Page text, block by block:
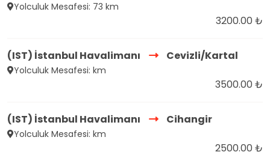
Yolculuk Mesafesi: 73 km
3200.00 ₺
(IST) İstanbul Havalimanı Cevizli/Kartal
Yolculuk Mesafesi: km
3500.00 ₺
(IST) İstanbul Havalimanı Cihangir
Yolculuk Mesafesi: km
2500.00 ₺